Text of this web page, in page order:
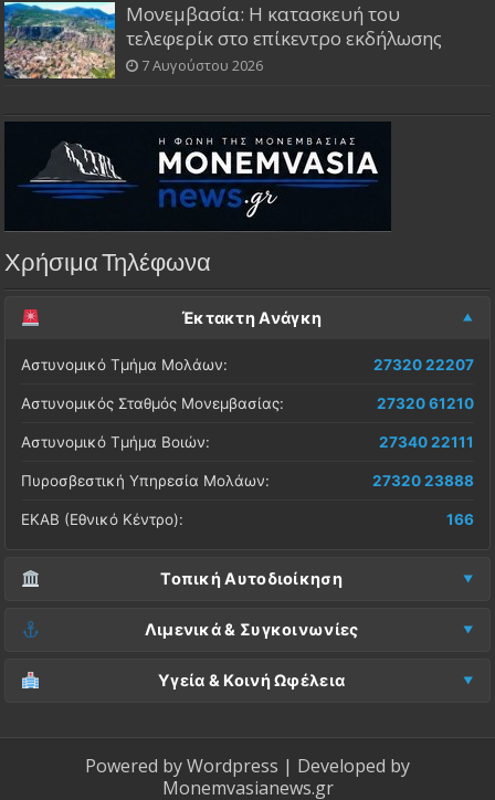
Μονεμβασία: Η κατασκευή του
τελεφερίκ στο επίκεντρο εκδήλωσης
7 Αυγούστου 2026
Χρήσιμα Τηλέφωνα
Έκτακτη Ανάγκη
Αστυνομικό Τμήμα Μολάων: 27320 22207
Αστυνομικός Σταθμός Μονεμβασίας: 27320 61210
Αστυνομικό Τμήμα Βοιών: 27340 22111
Πυροσβεστική Υπηρεσία Μολάων: 27320 23888
ΕΚΑΒ (Εθνικό Κέντρο): 166
Τοπική Αυτοδιοίκηση
Δήμος Μονεμβασίας (Έδρα):
ΚΕΠ Βοιών: 27340 24087
Λιμενικά & Συγκοινωνίες
Λιμεναρχείο Μονεμβασίας:
ΚΤΕΛ Λακωνίας (Σταθμός Μονεμβασίας):
Υγεία & Κοινή Ωφέλεια
Κέντρο Υγείας Νεάπολης: 27340 22500
Powered byWordpress | Developed by
Monemvasianews.gr